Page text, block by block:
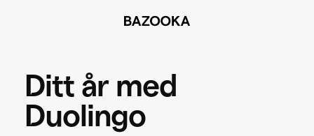
BAZOOKA
Ditt år med
Duolingo